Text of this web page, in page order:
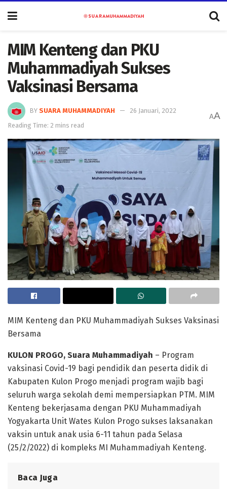
MIM Kenteng dan PKU
Muhammadiyah Sukses
Vaksinasi Bersama
BY SUARA MUHAMMADIYAH
26 Januari, 2022
Reading Time: 2 mins read
AA
MIM Kenteng dan PKU Muhammadiyah Sukses Vaksinasi
Bersama
KULON PROGO, Suara Muhammadiyah – Program
vaksinasi Covid-19 bagi pendidik dan peserta didik di
Kabupaten Kulon Progo menjadi program wajib bagi
seluruh warga sekolah demi mempersiapkan PTM. MIM
Kenteng bekerjasama dengan PKU Muhammadiyah
Yogyakarta Unit Wates Kulon Progo sukses laksanakan
vaksin untuk anak usia 6-11 tahun pada Selasa
(25/2/2022) di kompleks MI Muhammadiyah Kenteng.
Baca Juga